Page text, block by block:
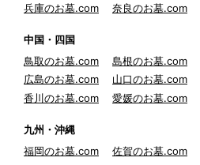
兵庫のお墓.com
奈良のお墓.com
中国・四国
鳥取のお墓.com
島根のお墓.com
広島のお墓.com
山口のお墓.com
香川のお墓.com
愛媛のお墓.com
九州・沖縄
福岡のお墓.com
佐賀のお墓.com